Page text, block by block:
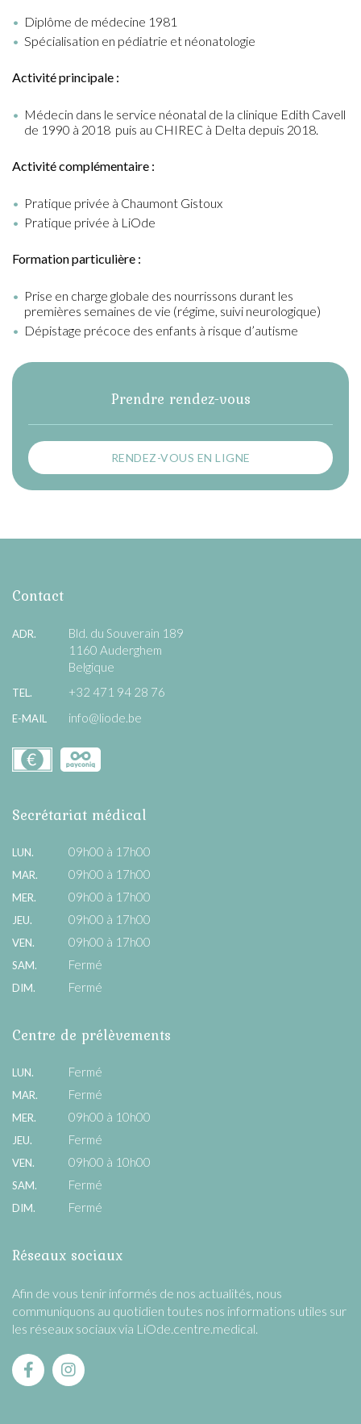
Diplôme de médecine 1981
Spécialisation en pédiatrie et néonatologie
Activité principale :
Médecin dans le service néonatal de la clinique Edith Cavell
de 1990 à 2018 puis au CHIREC à Delta depuis 2018.
Activité complémentaire :
Pratique privée à Chaumont Gistoux
Pratique privée à LiOde
Formation particulière :
Prise en charge globale des nourrissons durant les
premières semaines de vie (régime, suivi neurologique)
Dépistage précoce des enfants à risque d’autisme
Prendre rendez-vous
RENDEZ-VOUS EN LIGNE
Contact
ADR.
Bld. du Souverain 189
1160 Auderghem
Belgique
TEL. +32 471 94 28 76
E-MAIL info@liode.be
Secrétariat médical
LUN. 09h00 à 17h00
MAR. 09h00 à 17h00
MER. 09h00 à 17h00
JEU. 09h00 à 17h00
VEN. 09h00 à 17h00
SAM. Fermé
DIM. Fermé
Centre de prélèvements
LUN. Fermé
MAR. Fermé
MER. 09h00 à 10h00
JEU. Fermé
VEN. 09h00 à 10h00
SAM. Fermé
DIM. Fermé
Réseaux sociaux
Afin de vous tenir informés de nos actualités, nous
communiquons au quotidien toutes nos informations utiles sur
les réseaux sociaux via LiOde.centre.medical.